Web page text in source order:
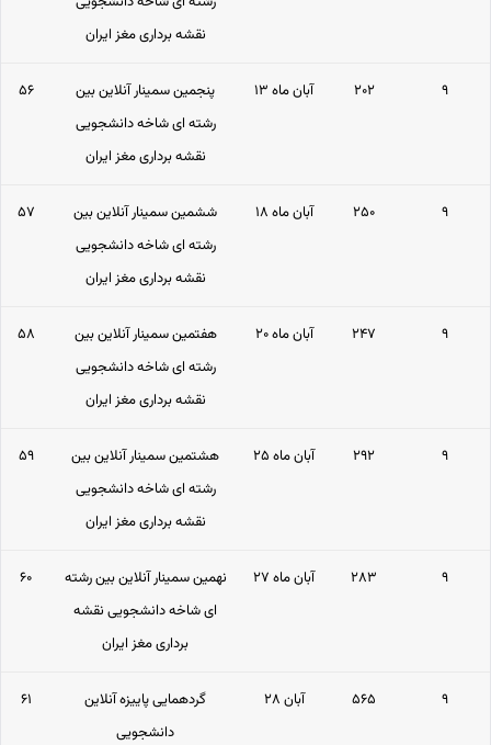
نقشه برداری مغز ایران
۵۶
پنجمین سمینار آنلاین بین
رشته ای شاخه دانشجویی
نقشه برداری مغز ایران
۱۳ آبان ماه ۲۰۲ ۹
۵۷
ششمین سمینار آنلاین بین
رشته ای شاخه دانشجویی
نقشه برداری مغز ایران
۱۸ آبان ماه ۲۵۰ ۹
۵۸
هفتمین سمینار آنلاین بین
رشته ای شاخه دانشجویی
نقشه برداری مغز ایران
۲۰ آبان ماه ۲۴۷ ۹
۵۹
هشتمین سمینار آنلاین بین
رشته ای شاخه دانشجویی
نقشه برداری مغز ایران
۲۵ آبان ماه ۲۹۲ ۹
۶۰
نهمین سمینار آنلاین بین رشته
ای شاخه دانشجویی نقشه
برداری مغز ایران
۲۷ آبان ماه ۲۸۳ ۹
۶۱
گردهمایی پاییزه آنلاین
دانشجویی
۲۸ آبان ۵۶۵ ۹